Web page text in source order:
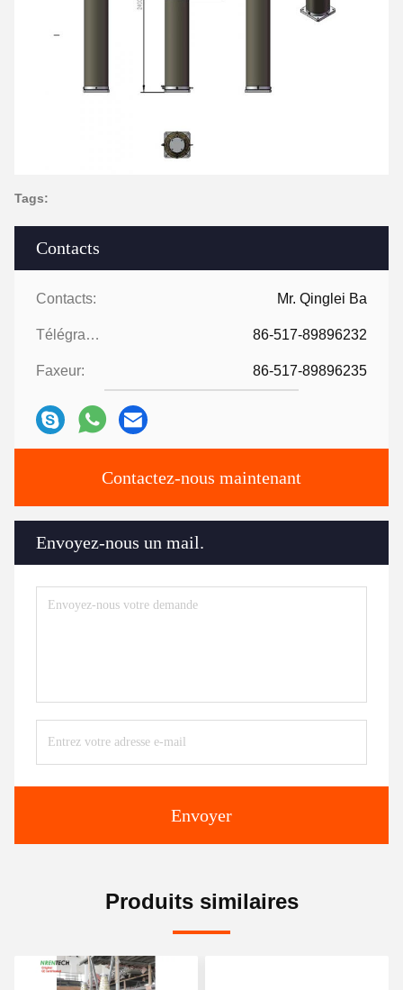
Contacts
Contacts: Mr. Qinglei Ba
Télégramme: 86-517-89896232
Faxeur: 86-517-89896235
Contactez-nous maintenant
Envoyez-nous un mail.
Envoyer
Tags:
Produits similaires